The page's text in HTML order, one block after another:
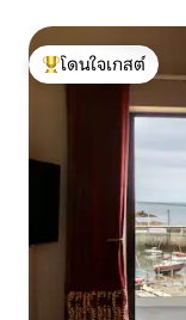
โดนใจเกสต์ที่สุด
โดนใจเกสต์